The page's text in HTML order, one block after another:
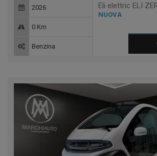
NUOVA
2026
0 Km
Benzina